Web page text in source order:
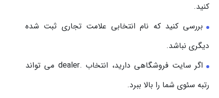
کنید.
بررسی کنید که نام انتخابی علامت تجاری ثبت شده
دیگری نباشد.
اگر سایت فروشگاهی دارید، انتخاب .dealer می تواند
رتبه سئوی شما را بالا ببرد.